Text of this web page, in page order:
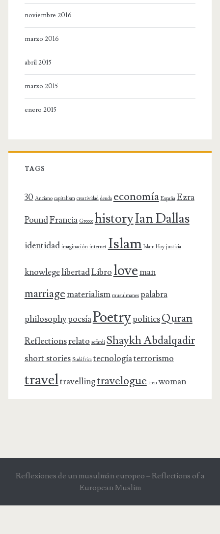
noviembre 2016
marzo 2016
abril 2015
marzo 2015
enero 2015
TAGS
30 Anciano capitalism creatividad deuda economía España Ezra
PoundFrancia Greece historyIan Dallas
identidad imaginación internet Islam Islam Hoy justicia
knowlegelibertadLibrolove man
marriage materialism musulmanes palabra
philosophypoesíaPoetrypoliticsQuran
Reflectionsrelato sefardí Shaykh Abdalqadir
short stories Sudáfrica tecnologíaterrorismo
traveltravellingtravelogue tren woman
Reflexiones de un musulmán europeo – Reflections of a
European Muslim